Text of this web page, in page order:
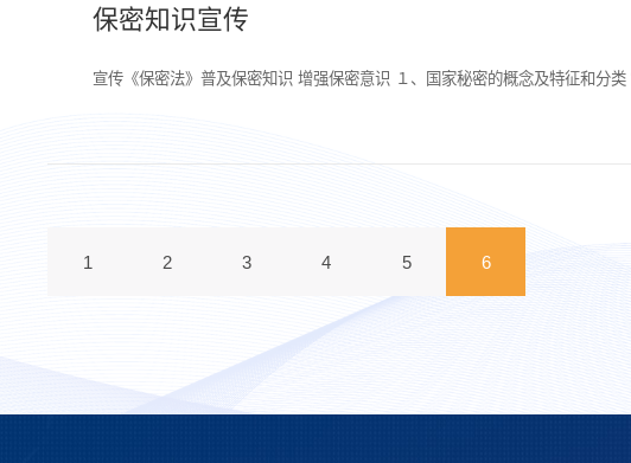
保密知识宣传
宣传《保密法》普及保密知识 增强保密意识 １、国家秘密的概念及特征和分
1 2 3 4 5 6